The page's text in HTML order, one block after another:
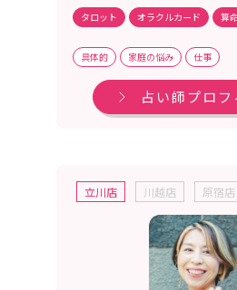
いに救われました。だから
1番の理解者になることに
タロット オラクルカード 算
具体的 家庭の悩み 仕事
占い師プロフ
立川店 川越店 原宿店